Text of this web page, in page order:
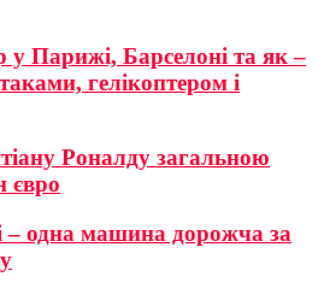
Парижі, Барселоні та як –
гелікоптером і
Роналду загальною
євро
– одна машина дорожча за